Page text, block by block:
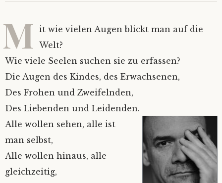
M it wie vielen Augen blickt man auf die
Welt?
Wie viele Seelen suchen sie zu erfassen?
Die Augen des Kindes, des Erwachsenen,
Des Frohen und Zweifelnden,
Des Liebenden und Leidenden.
Alle wollen sehen, alle ist
man selbst,
Alle wollen hinaus, alle
gleichzeitig,